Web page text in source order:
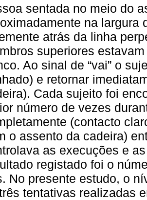
sentada no meio do
na largura
atrás da linha
superiores
Ao sinal de “vai” o
e retornar
Cada sujeito foi
número de vezes
(contacto
o assento da cadeira)
as execuções e
registado foi o
No presente estudo, o
tentativas realizadas